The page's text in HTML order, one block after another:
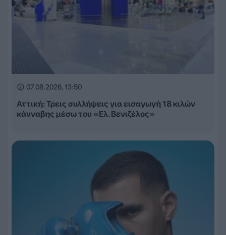
07.08.2026, 13:50
Αττική: Τρεις συλλήψεις για εισαγωγή 18 κιλών
κάνναβης μέσω του «Ελ. Βενιζέλος»